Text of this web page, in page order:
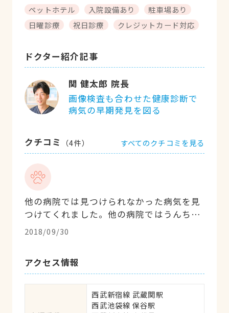
ペットホテル
入院設備あり
駐車場あり
日曜診療
祝日診療 クレジットカード対応
ドクター紹介記事
関 健太郎 院長
画像検査も合わせた健康診断で
病気の早期発見を図る
クチコミ （4件） すべてのクチコミを見る
他の病院では見つけられなかった病気を見
つけてくれました。他の病院ではうんちの
検査だけで下痢止めしか出されませんでし
た。おなかを触ったあとに、血液検査をす
でなくペットの体をみてくれたことに感謝
します。
2018/09/30
アクセス情報
西武新宿線 武蔵関駅
西武池袋線 保谷駅